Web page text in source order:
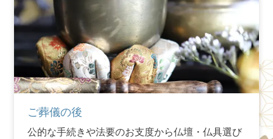
ご葬儀の後
公的な手続きや法要のお支度から仏壇・仏具選び